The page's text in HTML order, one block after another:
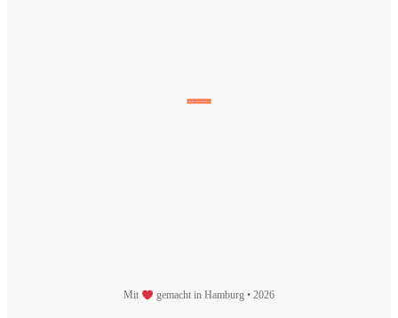
Mit gemacht in Hamburg • 2026